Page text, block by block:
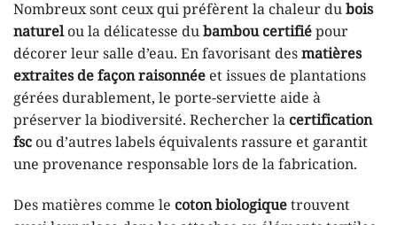
Nombreux sont ceux qui préfèrent la chaleur dubois
naturelou la délicatesse dubambou certifiépour
décorer leur salle d’eau. En favorisant desmatières
extraites de façon raisonnéeet issues de plantations
gérées durablement, le porte-serviette aide à
préserver la biodiversité. Rechercher la certification
fscou d’autres labels équivalents rassure et garantit
une provenance responsable lors de la fabrication.
Des matières comme le coton biologiquetrouvent